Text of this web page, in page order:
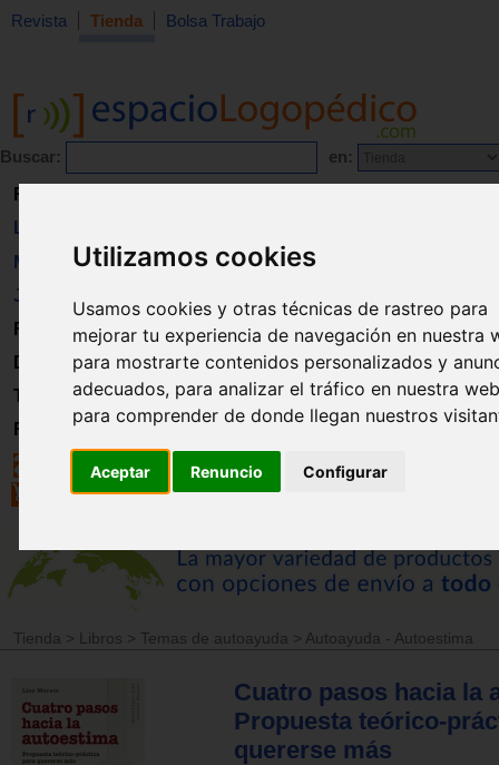
Utilizamos cookies
Usamos cookies y otras técnicas de rastreo para
mejorar tu experiencia de navegación en nuestra
para mostrarte contenidos personalizados y
adecuados, para analizar el tráfico en nuestra
para comprender de donde llegan nuestros
Aceptar Renuncio Configurar
Revista Tienda Bolsa Trabajo
Buscar: en:
Revista
Libros
Material
Juguetes
Formación
Directorio
Trabajo
Registro
Tienda > Libros > Temas de autoayuda > Autoayuda - Autoestima
Cuatro pasos hacia la
Propuesta teórico-
quererse más